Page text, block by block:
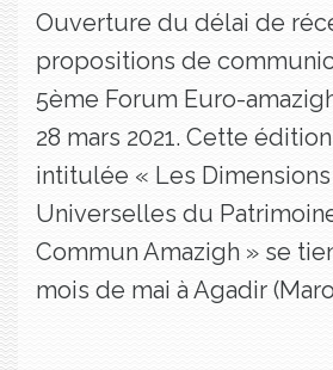
Ouverture du délai de
propositions de
5ème Forum Euro-
28 mars 2021. Cette
intitulée « Les Dimensions
Universelles du
Commun Amazigh » se
mois de mai à Agadir